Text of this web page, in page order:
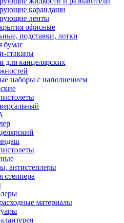
карандаши
ленты
офисные
подставки, лотки
бумаг
стаканы
для канцелярских
наборы с наполнением
антистеплеры
степпера
материалы